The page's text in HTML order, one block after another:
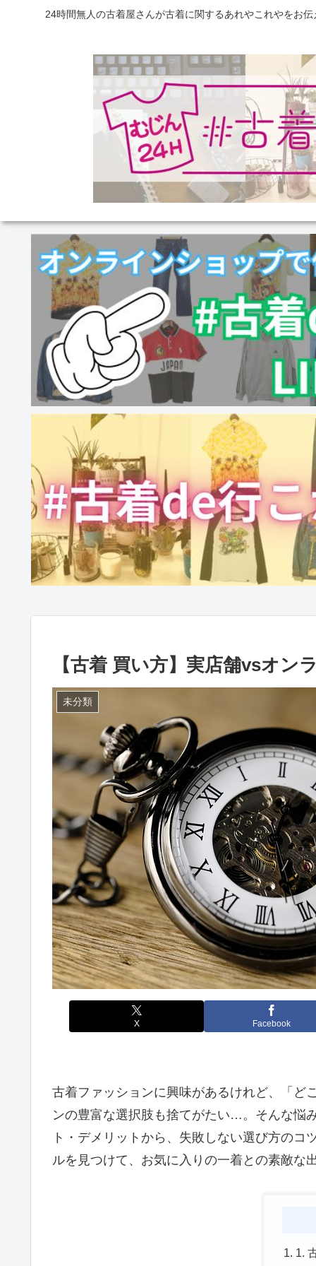
24時間無人の古着屋さんが古着に関するあれやこれやをお
【古着 買い方】実店舗vsオ
未分類
X Facebook
古着ファッションに興味があるけれど、「ど
ンの豊富な選択肢も捨てがたい…。そんな悩
ト・デメリットから、失敗しない選び方の
ルを見つけて、お気に入りの一着との素敵な
1.